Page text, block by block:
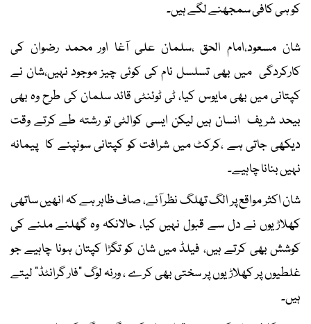
کو ہی کافی سمجھنے لگے ہیں۔
شان مسعود،امام الحق ،سلمان علی آغا اور محمد رضوان کی
کارکردگی میں بھی تسلسل نام کی کوئی چیز موجود نہیں،شان نے
کپتانی میں بھی مایوس کیا، ٹی ٹوئنٹی قائد سلمان کی طرح وہ بھی
بیحد شریف انسان ہیں لیکن ایسی کوالٹی تو رشتہ طے کرتے وقت
دیکھی جاتی ہے ،کرکٹ میں شرافت کو کپتانی سونپنے کا پیمانہ
نہیں بنانا چاہیے۔
شان اکثر مواقع پر الگ تھلگ نظر آئے، صاف ظاہر ہے کہ انھیں ساتھی
کھلاڑیوں نے دل سے قبول نہیں کیا، حالانکہ وہ گھلنے ملنے کی
کوشش بھی کرتے ہیں، فیلڈ میں شان کو تگڑا کپتان ہونا چاہیے جو
غلطیوں پر کھلاڑیوں پر سختی بھی کرے ، ورنہ لوگ “فار گرانٹڈ” لیتے
ہیں۔